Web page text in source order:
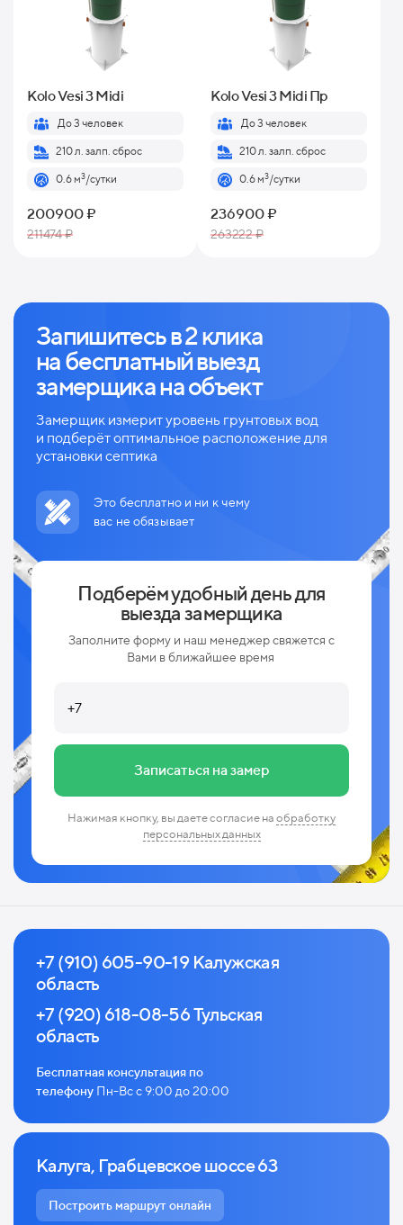
Kolo Vesi 3 Midi
До 3 человек
210 л. залп. сброс
0.6 м3/сутки
200900 ₽
211474 ₽
Kolo Vesi 3 Midi Пр
До 3 человек
210 л. залп. сброс
0.6 м3/сутки
236900 ₽
263222 ₽
Запишитесь в 2 клика
набесплатный выезд
замерщика на объект
Замерщик измерит уровень грунтовых вод
и подберёт оптимальное расположение для
установки септика
Это бесплатно и ни к чему
вас не обязывает
Подберём удобный день для
выезда замерщика
Заполните форму и наш менеджер свяжется с
Вами в ближайшее время
Записаться на замер
Нажимая кнопку, вы даете согласие на обработку
персональных данных
+7 (910) 605-90-19 Калужская
область
+7 (920) 618-08-56 Тульская
область
Бесплатная консультация по
телефону Пн-Вс с 9:00 до 20:00
Калуга, Грабцевское шоссе 63
Построить маршрут онлайн